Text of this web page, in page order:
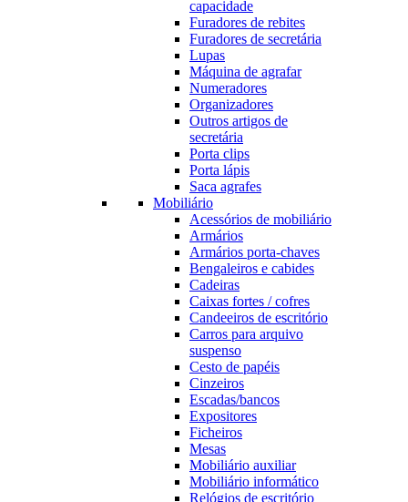
capacidade
Furadores de rebites
Furadores de secretária
Lupas
Máquina de agrafar
Numeradores
Organizadores
Outros artigos de
secretária
Porta clips
Porta lápis
Saca agrafes
Mobiliário
Acessórios de mobiliário
Armários
Armários porta-chaves
Bengaleiros e cabides
Cadeiras
Caixas fortes / cofres
Candeeiros de escritório
Carros para arquivo
suspenso
Cesto de papéis
Cinzeiros
Escadas/bancos
Expositores
Ficheiros
Mesas
Mobiliário auxiliar
Mobiliário informático
Relógios de escritório